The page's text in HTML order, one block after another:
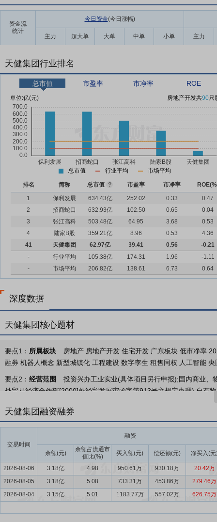
资金流
统计
今日资金(今日涨幅)
主力 超大单 大单 中单 小单 主力
天健集团行业排名
总市值 市盈率 市净率 ROE
单位:亿(元) 房地产开发共90只
总市值 行业平均 市场平均
排名 简称 总市值 ? 市盈率 市净率
1
保利发展 634.43亿 252.02 0.33
0.47
2
招商蛇口 632.93亿 102.50 0.65
0.04
3
张江高科 503.48亿 64.95 3.68
0.53
4
陆家B股 359.21亿 8.96 0.53
4.36
41
天健集团 62.97亿 39.41 0.56
-0.21
-
行业平均 105.38亿 174.31 1.96
-1.11
-
市场平均 206.82亿 138.61 6.73 0.64
深度数据
天健集团核心题材
要点1： 所属板块
房地产 房地产开发 住宅开发 广东板块 低市净率
融券 机器人概念 新型城镇化 工程建设 数字孪生 租售同权 人工智能
要点2： 经营范围
投资兴办工业实业(具体项目另行申报);国内商业
外贸易经济合作部[2000]外经贸发展审函字第913号文规定办理);自有
要点4：综合开发
公司具有自主设计、开发、运营、服务全产业链
万㎡。重点布局深圳、广州、上海、成都、苏州等城市，产品涵盖中
要点5：城市服务
公司城市服务业务涵盖城市基础设施管养服务、
务等方面。近年来，持续推动落实标准化、精细化、智慧化养护，持
具有一级土地整备服务（城中村改造、城市更新、土地整备利益统筹
要点6：建筑业
2025年全年建筑业增加值86,425亿元，比上年下降
天健集团融资融券
交易时间
融资
余额(元)
余额占流通市
值比(%)
买入额(元) 偿还额(元) 净买入(元
2026-08-06 3.18亿 4.98 950.61万 930.18万
20.42万
2026-08-05
3.18亿 5.08 733.31万 453.86万
279.46万
2026-08-04
3.15亿 5.01 1183.77万 557.02万 626.75万